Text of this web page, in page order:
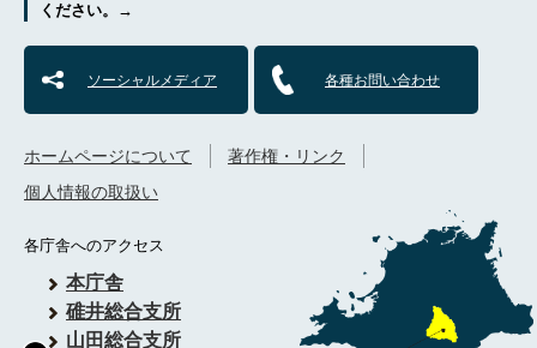
ください。→
ソーシャルメディア 各種お問い合わせ
各庁舎へのアクセス
本庁舎
碓井総合支所
山田総合支所
ホームページについて
著作権・リンク
個人情報の取扱い